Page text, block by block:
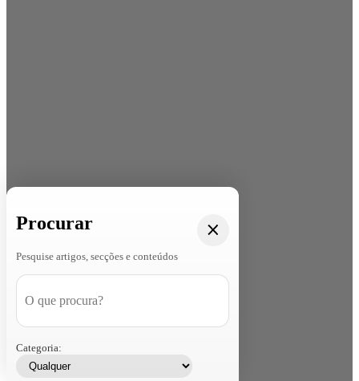
Procurar
Pesquise artigos, secções e conteúdos
Categoria: